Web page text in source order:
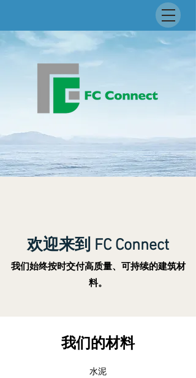
欢迎来到 FC Connect
我们始终按时交付高质量、可持续的建筑材
料。
我们的材料
水泥